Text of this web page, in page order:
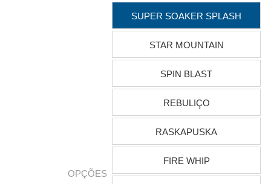
OPÇÕES
SUPER SOAKER SPLASH
STAR MOUNTAIN
SPIN BLAST
REBULIÇO
RASKAPUSKA
FIRE WHIP